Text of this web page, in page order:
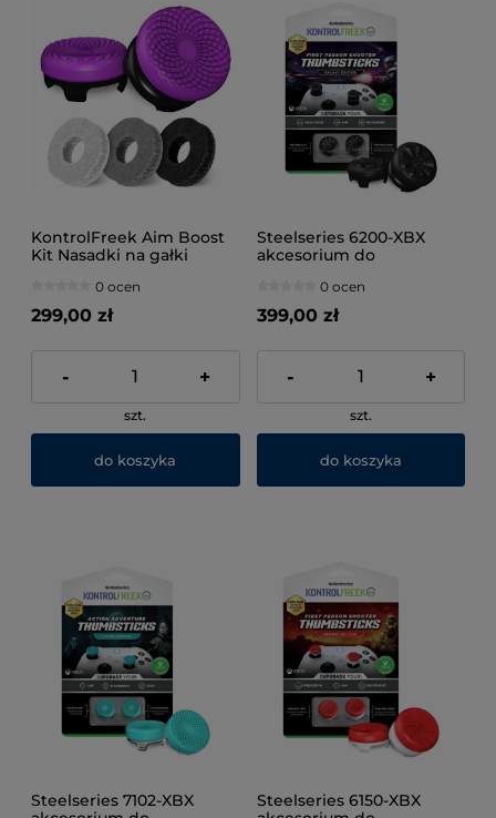
KontrolFreek Aim Boost
Kit Nasadki na gałki
0 ocen
299,00 zł
- +
szt.
do koszyka
Steelseries 6200-XBX
akcesorium do
Nasadki na gałki
analogowe
0 ocen
399,00 zł
- +
szt.
do koszyka
Steelseries 7102-XBX
Steelseries 6150-XBX